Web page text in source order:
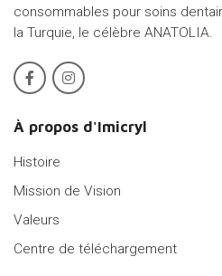
consommables pour soins
la Turquie, le célèbre ANATOLIA.
À propos d'Imicryl
Histoire
Mission de Vision
Valeurs
Centre de téléchargement